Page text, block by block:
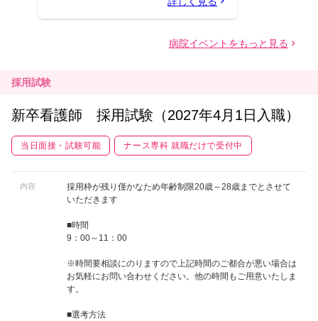
採用試験
新卒看護師 採用試験（2027年4月1日入職）
当日面接・試験可能 ナース専科 就職だけで受付中
内容
採用枠が残り僅かなため年齢制限20歳～28歳までとさせて
いただきます
■時間
9：00～11：00
※時間要相談にのりますので上記時間のご都合が悪い場合は
お気軽にお問い合わせください。他の時間もご用意いたしま
す。
■選考方法